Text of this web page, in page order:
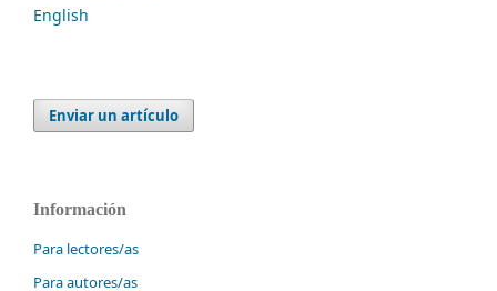
English
Enviar un artículo
Información
Para lectores/as
Para autores/as